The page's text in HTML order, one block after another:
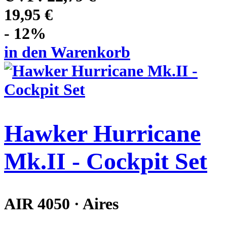
19,95 €
- 12%
in den Warenkorb
Hawker Hurricane
Mk.II - Cockpit Set
AIR 4050 · Aires